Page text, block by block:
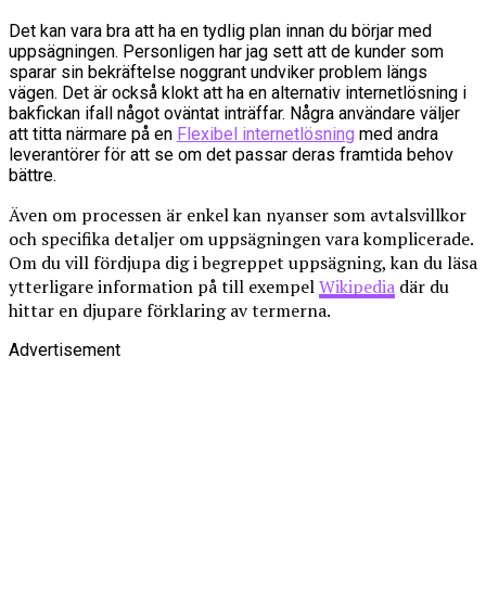
Det kan vara bra att ha en tydlig plan innan du börjar med
uppsägningen. Personligen har jag sett att de kunder som
sparar sin bekräftelse noggrant undviker problem längs
vägen. Det är också klokt att ha en alternativ internetlösning i
bakfickan ifall något oväntat inträffar. Några användare väljer
att titta närmare på en Flexibel internetlösning med andra
leverantörer för att se om det passar deras framtida behov
bättre.
Även om processen är enkel kan nyanser som avtalsvillkor
och specifika detaljer om uppsägningen vara komplicerade.
Om du vill fördjupa dig i begreppet uppsägning, kan du läsa
ytterligare information på till exempelWikipedia där du
hittar en djupare förklaring av termerna.
Advertisement